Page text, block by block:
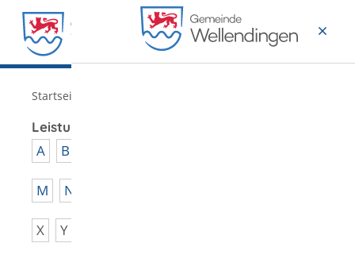
Startseite
Leistungen von A - Z
A B
M N
X Y